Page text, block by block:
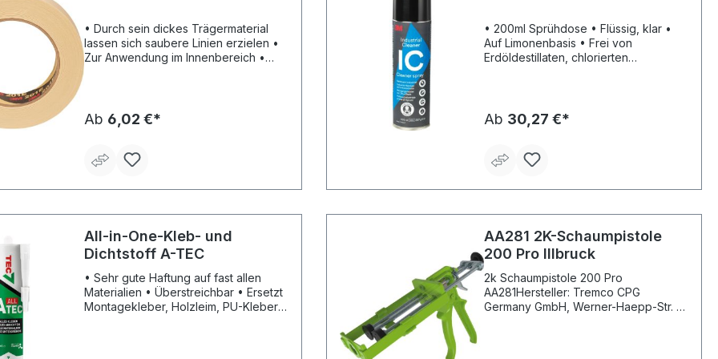
GmbH, Carl-Schurz-Str.1, 41460 Neuss,
DE, +492131140,
3m.premiumcustomer.dach@mmm.com
• Durch sein dickes Trägermaterial
lassen sich saubere Linien erzielen •
Zur Anwendung im Innenbereich •
Lackierarbeiten • Zum Trocknen und
Aushärten von Farben und Lacken an
Halten oder Kennzeichnen
Ab 6,02 €*
• 200ml Sprühdose • Flüssig, klar •
Auf Limonenbasis • Frei von
Erdöldestillaten, chlorierten
Reinigungsmittel-Gesetz •
Verarbeitungstemperatur: 20°C bis
Ab 30,27 €*
All-in-One-Kleb- und
Dichtstoff A-TEC
• Sehr gute Haftung auf fast allen
Materialien • Überstreichbar • Ersetzt
Montagekleber, Holzleim, PU-Kleber,
AA281 2K-Schaumpistole
200 Pro Illbruck
2k Schaumpistole 200 Pro
AA281Hersteller: Tremco CPG
Germany GmbH, Werner-Haepp-Str. 1,